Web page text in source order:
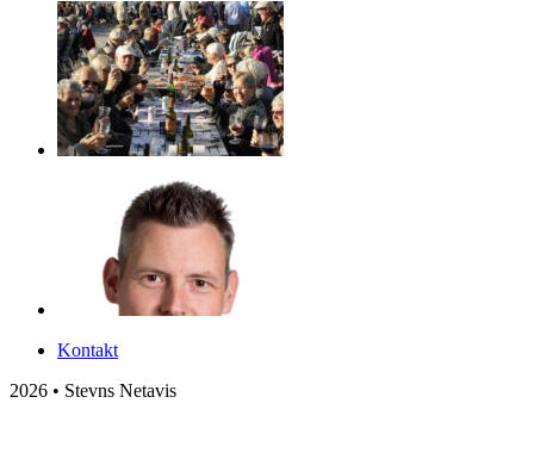
Kontakt
2026 • Stevns Netavis